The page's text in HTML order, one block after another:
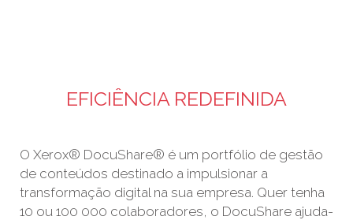
EFICIÊNCIA REDEFINIDA
O Xerox® DocuShare® é um portfólio de gestão
de conteúdos destinado a impulsionar a
transformação digital na sua empresa. Quer tenha
10 ou 100 000 colaboradores, o DocuShare ajuda-